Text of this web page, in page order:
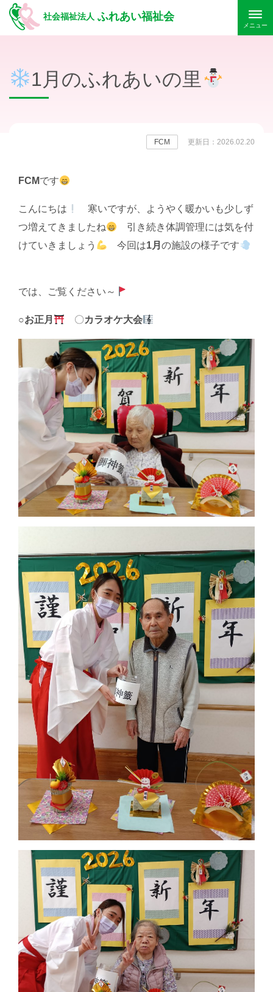
社会福祉法人 ふれあい福祉会
メニュー
1月のふれあいの里
FCM 更新日：2026.02.20
FCMです
こんにちは
寒いですが、ようやく暖かいも少しず
つ増えてきましたね
引き続き体調管理には気を付
けていきましょう
今回は1月の施設の様子です
では、ご覧ください～
○お正月 〇カラオケ大会